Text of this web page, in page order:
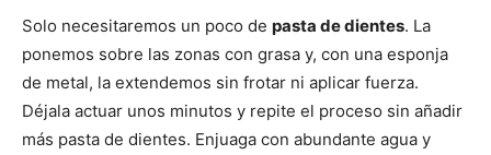
Solo necesitaremos un poco de pasta de dientes. La
ponemos sobre las zonas con grasa y, con una esponja
de metal, la extendemos sin frotar ni aplicar fuerza.
Déjala actuar unos minutos y repite el proceso sin añadir
más pasta de dientes. Enjuaga con abundante agua y